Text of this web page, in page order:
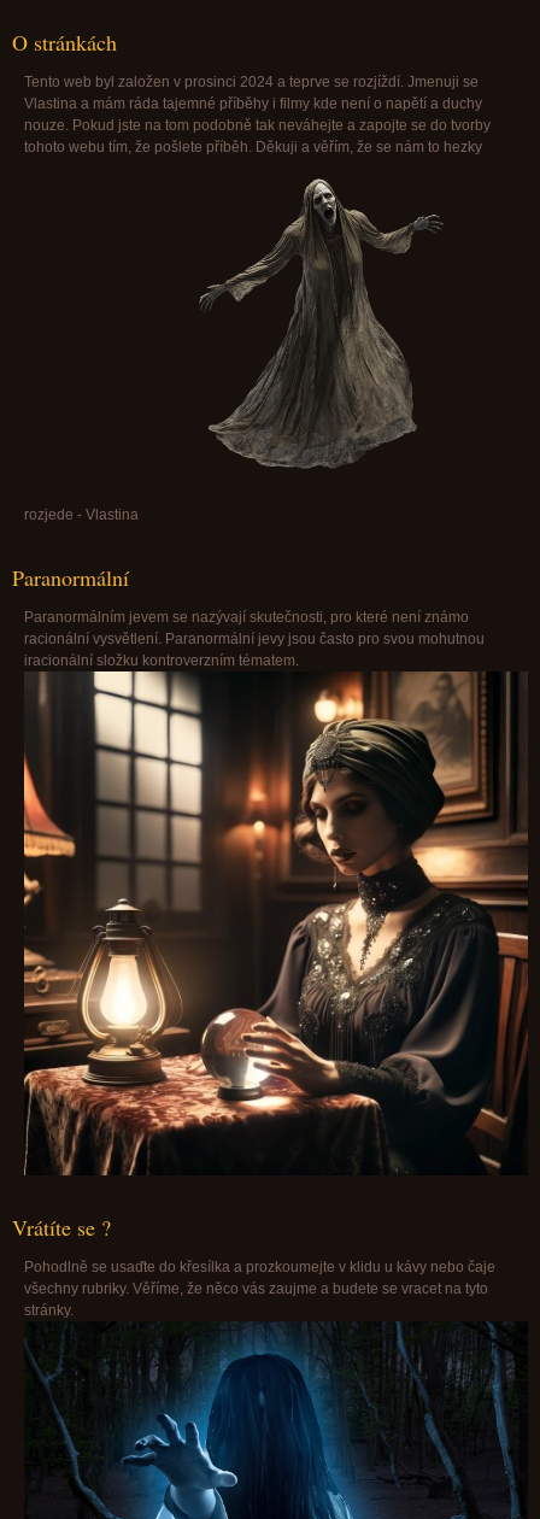
O stránkách
Tento web byl založen v prosinci 2024 a teprve se rozjíždí. Jmenuji se
Vlastina a mám ráda tajemné příběhy i filmy kde není o napětí a duchy
nouze. Pokud jste na tom podobně tak neváhejte a zapojte se do tvorby
tohoto webu tím, že pošlete příběh. Děkuji a věřím, že se nám to hezky
rozjede - Vlastina
Paranormální
Paranormálním jevem se nazývají skutečnosti, pro které není známo
racionální vysvětlení. Paranormální jevy jsou často pro svou mohutnou
iracionální složku kontroverzním tématem.
Vrátíte se ?
Pohodlně se usaďte do křesílka a prozkoumejte v klidu u kávy nebo čaje
všechny rubriky. Věříme, že něco vás zaujme a budete se vracet na tyto
stránky.